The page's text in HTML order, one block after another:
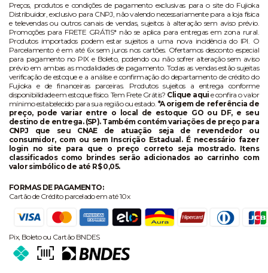
Preços, produtos e condições de pagamento exclusivas para o site do Fujioka
Distribuidor, exclusivo para CNPJ, não valendo necessariamente para a loja física
e televendas ou outros canais de vendas, sujeitos à alteração sem aviso prévio.
Promoções para FRETE GRÁTIS* não se aplica para entregas em zona rural.
Produtos importados podem estar sujeitos a uma nova incidência do IPI. O
Parcelamento é em até 6x sem juros nos cartões. Ofertamos desconto especial
para pagamento no PIX e Boleto, podendo ou não sofrer alteração sem aviso
prévio em ambas as modalidades de pagamento. Todas as vendas estão sujeitas
verificação de estoque e a análise e confirmação do departamento de crédito do
Fujioka e de financeiras parceiras. Produtos sujeitos a entrega conforme
disponibilidade em estoque físico. Tem Frete Grátis? Clique aqui e confira o valor
mínimo estabelecido para sua região ou estado. *A origem de referência de
preço, pode variar entre o local de estoque GO ou DF, e seu
destino de entrega. (SP). Também contém variações de preço para
CNPJ que seu CNAE de atuação seja de revendedor ou
consumidor, com ou sem Inscrição Estadual. É necessário fazer
login no site para que o preço correto seja mostrado. Itens
classificados como brindes serão adicionados ao carrinho com
valor simbólico de até R$ 0,05.
FORMAS DE PAGAMENTO:
Cartão de Crédito parcelado em até 10x
Pix, Boleto ou Cartão BNDES